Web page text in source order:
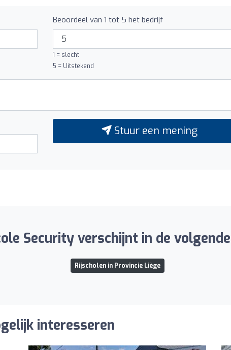
Beoordeel van 1 tot 5 het bedrijf
1 = slecht
5 = Uitstekend
Stuur een mening
Security verschijnt in de
Rijscholen in Provincie Liège
interesseren